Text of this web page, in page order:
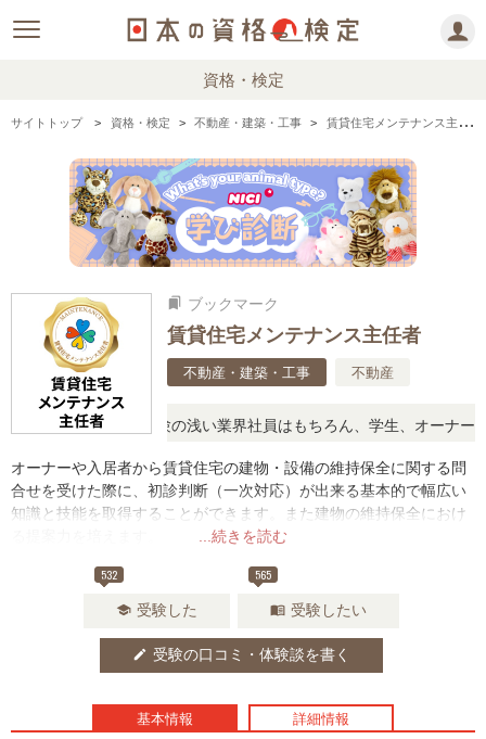
資格・検定
サイトトップ 資格・検定 不動産・建築・工事 賃貸住宅メンテナンス主任者の情報まとめ・口コミ・体験談
bookmarks ブックマーク
賃貸住宅メンテナンス主任者
不動産・建築・工事 不動産
験でも安心！経験の浅い業界社員はもちろん、学生、オーナーなど
...続きを読む
オーナーや入居者から賃貸住宅の建物・設備の維持保全に関する問
合せを受けた際に、初診判断（一次対応）が出来る基本的で幅広い
知識と技能を取得することができます。また建物の維持保全におけ
532
school 受験した
565
menu_book 受験したい
edit 受験の口コミ・体験談を書く
基本情報 詳細情報